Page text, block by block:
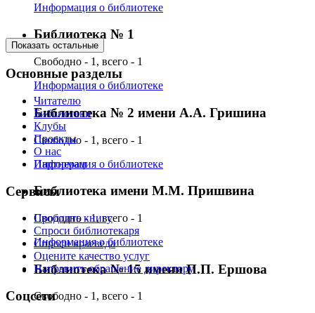
Информация о библиотеке
Библиотека № 1
Свободно - 1, всего - 1
Информация о библиотеке
Библиотека № 2 имени А.А. Гришина
Свободно - 1, всего - 1
Информация о библиотеке
Библиотека имени М.М. Пришвина
Свободно - 1, всего - 1
Информация о библиотеке
Библиотека № 15 имени П.П. Ершова
Свободно - 1, всего - 1
Показать остальные
Основные разделы
Читателю
Библиотеки
Клубы
Проекты
О нас
Партнерам
Сервисы
Продлить книгу
Спроси библиотекаря
Спроси краеведа
Оцените качество услуг
Направить обращение директору
Соцсети